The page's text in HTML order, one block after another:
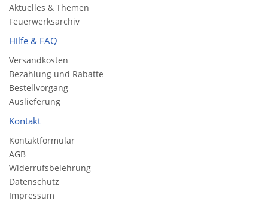
Aktuelles & Themen
Feuerwerksarchiv
Hilfe & FAQ
Versandkosten
Bezahlung und Rabatte
Bestellvorgang
Auslieferung
Kontakt
Kontaktformular
AGB
Widerrufsbelehrung
Datenschutz
Impressum